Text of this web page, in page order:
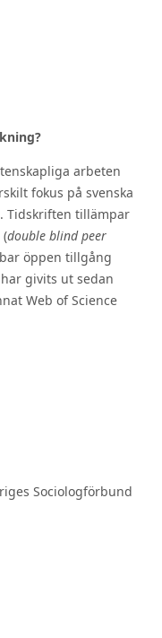
arbeten
fokus på svenska
Tidskriften tillämpar
double blind peer
öppen tillgång
givits ut sedan
Web of Science
Sociologförbund